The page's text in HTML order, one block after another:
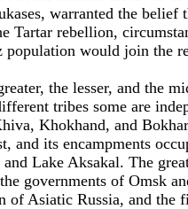
warranted the belief
Tartar rebellion,
population would join the
the lesser, and the
tribes some are
Khokhand, and
and its encampments
Lake Aksakal. The
governments of Omsk
of Asiatic Russia, and the